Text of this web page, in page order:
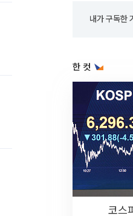
내가 구독한
한 컷
코스